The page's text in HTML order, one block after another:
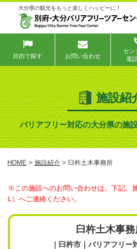
大分県の観光をもっと楽しくハッピーに！
目的で探す お問い合わせ
セン
電
施設紹
バリアフリー対応の大分県の施
HOME > 施設紹介 > 臼杵土木事務所
※この施設へのお問い合わせは、下記、
L）へご連絡ください。
臼杵土木事
｜臼杵市｜バリアフリー